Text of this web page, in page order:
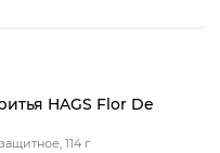
HAGS Flor De
114 г